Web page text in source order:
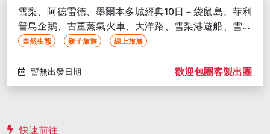
快速前往
雪梨、阿德雷德、墨爾本多城經典10日－袋鼠島、菲利
普島企鵝、古董蒸氣火車、大洋路、雪梨港遊船、雪梨
歌劇院
自然生態 親子旅遊 線上旅展
暫無出發日期 歡迎包團客製出團